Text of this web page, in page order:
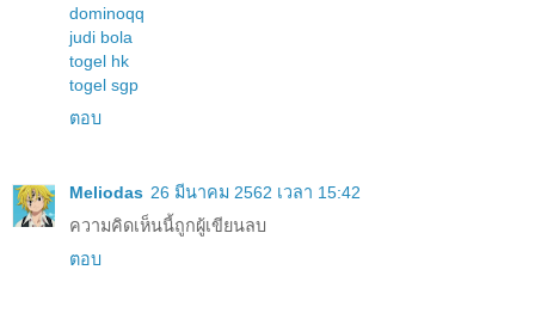
dominoqq
judi bola
togel hk
togel sgp
ตอบ
Meliodas 26 มีนาคม 2562 เวลา 15:42
ความคิดเห็นนี้ถูกผู้เขียนลบ
ตอบ